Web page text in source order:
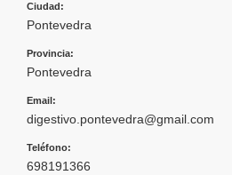
Ciudad:
Pontevedra
Provincia:
Pontevedra
Email:
digestivo.pontevedra@gmail.com
Teléfono:
698191366